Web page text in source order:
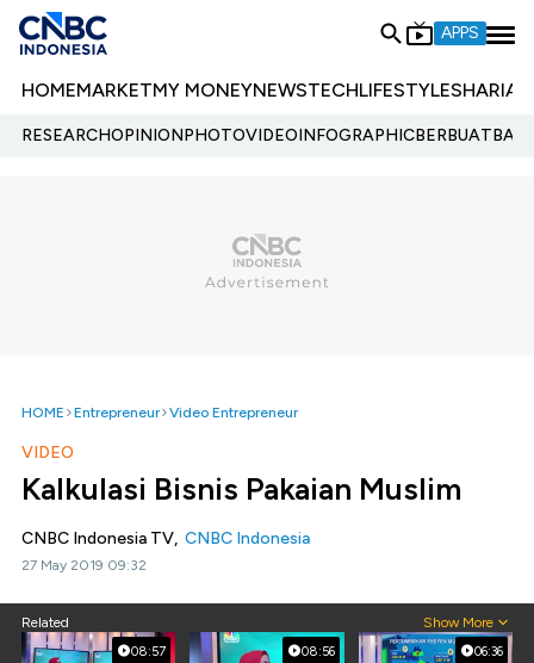
APPS
HOMEMARKETMY MONEYNEWSTECHLIFESTYLESHARIA
RESEARCHOPINIONPHOTOVIDEOINFOGRAPHIC
HOME Entrepreneur Video Entrepreneur
VIDEO
Kalkulasi Bisnis Pakaian Muslim
CNBC Indonesia TV, CNBC Indonesia
27 May 2019 09:32
Related Show More
08:57 08:56 06:36